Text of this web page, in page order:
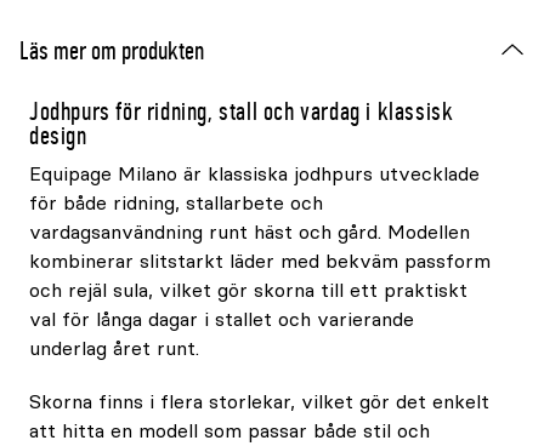
Läs mer om produkten
Jodhpurs för ridning, stall och vardag i klassisk
design
Equipage Milano är klassiska jodhpurs utvecklade
för både ridning, stallarbete och
vardagsanvändning runt häst och gård. Modellen
kombinerar slitstarkt läder med bekväm passform
och rejäl sula, vilket gör skorna till ett praktiskt
val för långa dagar i stallet och varierande
underlag året runt.
Skorna finns i flera storlekar, vilket gör det enkelt
att hitta en modell som passar både stil och